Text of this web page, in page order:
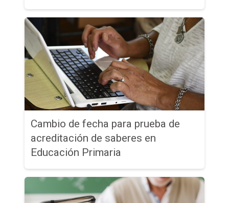
Cambio de fecha para prueba de
acreditación de saberes en
Educación Primaria